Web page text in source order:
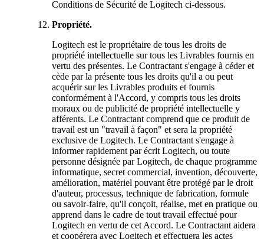
Conditions de Sécurité de Logitech ci-dessous.
Propriété.
Logitech est le propriétaire de tous les droits de
propriété intellectuelle sur tous les Livrables fournis en
vertu des présentes. Le Contractant s'engage à céder et
cède par la présente tous les droits qu'il a ou peut
acquérir sur les Livrables produits et fournis
conformément à l'Accord, y compris tous les droits
moraux ou de publicité de propriété intellectuelle y
afférents. Le Contractant comprend que ce produit de
travail est un "travail à façon" et sera la propriété
exclusive de Logitech. Le Contractant s'engage à
informer rapidement par écrit Logitech, ou toute
personne désignée par Logitech, de chaque programme
informatique, secret commercial, invention, découverte,
amélioration, matériel pouvant être protégé par le droit
d'auteur, processus, technique de fabrication, formule
ou savoir-faire, qu'il conçoit, réalise, met en pratique ou
apprend dans le cadre de tout travail effectué pour
Logitech en vertu de cet Accord. Le Contractant aidera
et coopérera avec Logitech et effectuera les actes